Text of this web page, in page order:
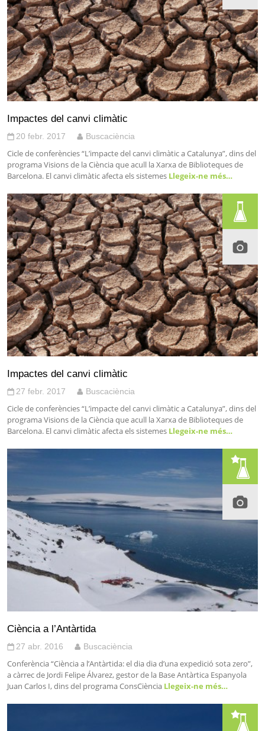
Impactes del canvi climàtic
20 febr. 2017 Buscaciència
Cicle de conferències “L’impacte del canvi climàtic a Catalunya”, dins del
programa Visions de la Ciència que acull la Xarxa de Biblioteques de
Barcelona. El canvi climàtic afecta els sistemes Llegeix-ne més…
Impactes del canvi climàtic
27 febr. 2017 Buscaciència
Cicle de conferències “L’impacte del canvi climàtic a Catalunya”, dins del
programa Visions de la Ciència que acull la Xarxa de Biblioteques de
Barcelona. El canvi climàtic afecta els sistemes Llegeix-ne més…
Ciència a l’Antàrtida
27 abr. 2016 Buscaciència
Conferència “Ciència a l’Antàrtida: el dia dia d’una expedició sota zero”,
a càrrec de Jordi Felipe Álvarez, gestor de la Base Antàrtica Espanyola
Juan Carlos I, dins del programa ConsCiència Llegeix-ne més…